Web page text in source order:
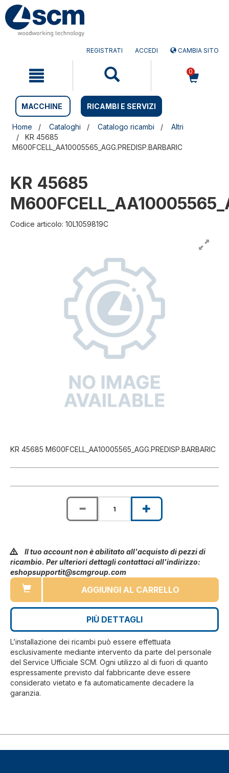
Salta
contenuto
Salta
menu
REGISTRATI ACCEDI CAMBIA SITO
0
MACCHINE RICAMBI E SERVIZI
Home Cataloghi Catalogo ricambi
Altri
KR 45685
M600FCELL_AA10005565_AGG.PREDISP.BARBARIC
KR 45685
Codice articolo: 10L1059819C
KR 45685 M600FCELL_AA10005565_AGG.PREDISP.BARBARIC
Il tuo account non è abilitato all'acquisto di pezzi di
ricambio. Per ulteriori dettagli contattaci all'indirizzo:
eshopsupportit@scmgroup.com
AGGIUNGI AL CARRELLO
PIÙ DETTAGLI
L’installazione dei ricambi può essere effettuata
esclusivamente mediante intervento da parte del personale
del Service Ufficiale SCM. Ogni utilizzo al di fuori di quanto
espressamente previsto dal fabbricante deve essere
considerato vietato e fa automaticamente decadere la
garanzia.